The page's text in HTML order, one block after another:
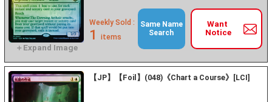
Want
Notice
Weekly Sold :
1 items
Same Name
Search
【JP】【Foil】(048)《Chart a Course》[LCI]